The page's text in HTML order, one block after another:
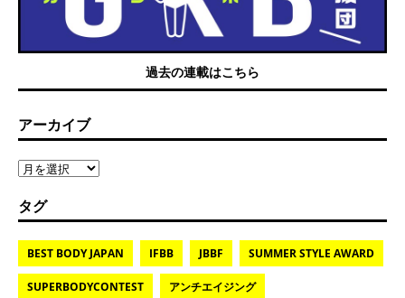
過去の連載はこちら
アーカイブ
タグ
BEST BODY JAPAN IFBB JBBF SUMMER STYLE AWARD
SUPERBODYCONTEST アンチエイジング